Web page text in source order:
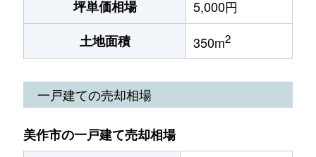
坪単価相場
5,000円
土地面積
350m2
一戸建ての売却相場
美作市の一戸建て売却相場